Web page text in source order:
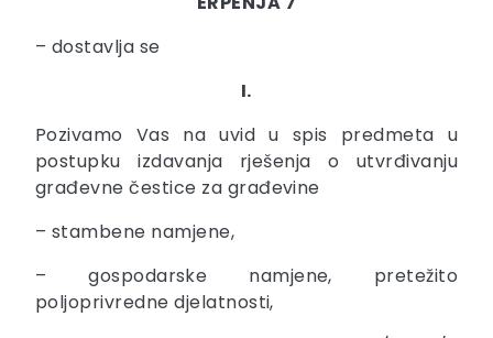
– dostavlja se
I.
Pozivamo Vas na uvid u spis predmeta u
postupku izdavanja rješenja o utvrđivanju
građevne čestice za građevine
– stambene namjene,
– gospodarske namjene, pretežito
poljoprivredne djelatnosti,